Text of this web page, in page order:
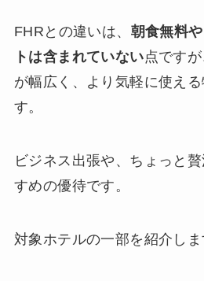
FHRとの違いは、 朝食無料
トは含まれていない点です
が幅広く、より気軽に使え
す。
ビジネス出張や、ちょっと
すめの優待です。
対象ホテルの一部を紹介しま